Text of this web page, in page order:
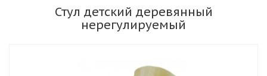
Стул детский деревянный
нерегулируемый